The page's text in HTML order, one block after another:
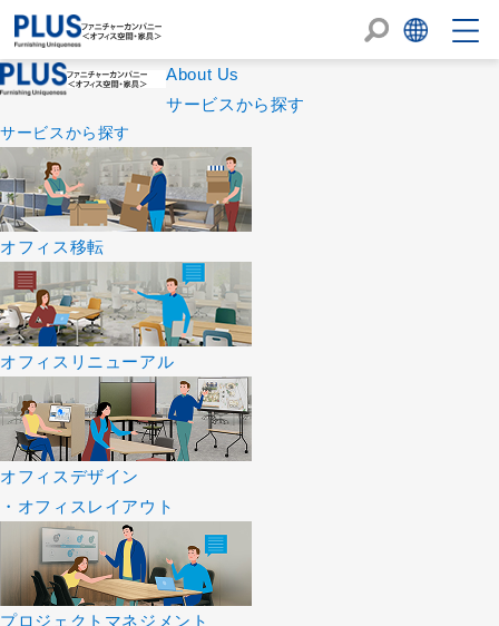
About Us
サービスから探す
サービスから探す
オフィス移転
オフィスリニューアル
オフィスデザイン
・オフィスレイアウト
プロジェクトマネジメント